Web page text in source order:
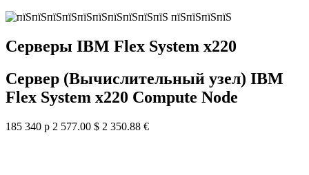
Серверы IBM Flex System x220
Сервер (Вычислительный узел) IBM
Flex System x220 Compute Node
185 340 р 2 577.00 $ 2 350.88 €